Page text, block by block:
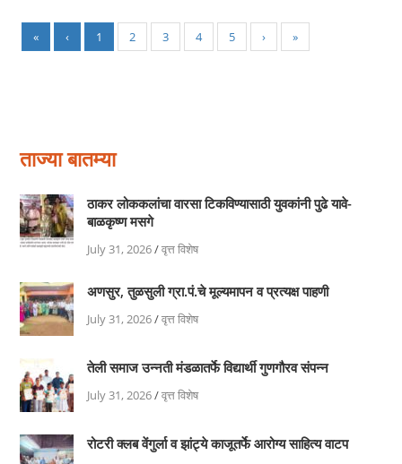
« ‹ 1 2 3 4 5 › »
ताज्या बातम्या
ठाकर लोककलांचा वारसा टिकविण्यासाठी युवकांनी पुढे यावे-
बाळकृष्ण मसगे
July 31, 2026/वृत्त विशेष
अणसुर, तुळसुली ग्रा.पं.चे मूल्यमापन व प्रत्यक्ष पाहणी
July 31, 2026/वृत्त विशेष
तेली समाज उन्नती मंडळातर्फे विद्यार्थी गुणगौरव संपन्न
July 31, 2026/वृत्त विशेष
रोटरी क्लब वेंगुर्ला व झांट्ये काजूतर्फे आरोग्य साहित्य वाटप